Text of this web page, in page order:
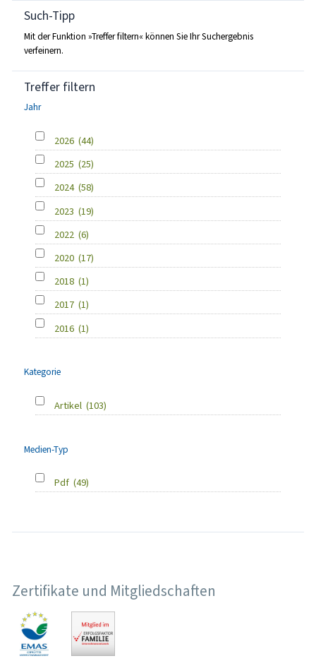
Such-Tipp
Mit der Funktion »Treffer filtern« können Sie Ihr Suchergebnis
verfeinern.
Treffer filtern
Jahr
2026 (44)
2025 (25)
2024 (58)
2023 (19)
2022 (6)
2020 (17)
2018 (1)
2017 (1)
2016 (1)
Kategorie
Artikel (103)
Medien-Typ
Pdf (49)
Zertifikate und Mitgliedschaften